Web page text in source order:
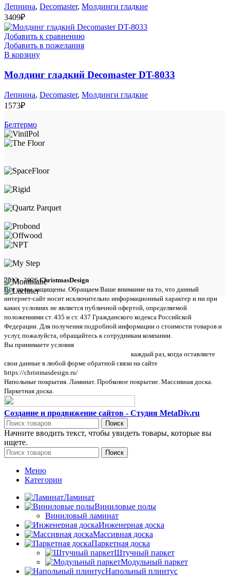
Лепнина, Decomaster, Молдинги гладкие
3409₽
Добавить к сравнению
Добавить в пожелания
В корзину
Молдинг гладкий Decomaster DT-8033
Лепнина, Decomaster, Молдинги гладкие
1573₽
Белтермо
2013 - 2026ChristmasDesign
Все права защищены. Обращаем Ваше внимание на то, что данный
интернет-сайт носит исключительно информационный характер и ни при
каких условиях не является публичной офертой, определяемой
положениями ст. 435 и ст. 437 Гражданского кодекса Российской
Федерации. Для получения подробной информации о стоимости товаров и
услуг, пожалуйста, обращайтесь к сотрудникам компании.
Вы принимаете условия
каждый раз, когда оставляете
свои данные в любой форме обратной связи на сайте
https://christmasdesign.ru/
Напольные покрытия. Ламинат. Пробковое покрытие. Массивная доска.
Паркетная доска.
Создание и продвижение сайтов - Студия MetaDiv.ru
Поиск
Начните вводить текст, чтобы увидеть товары, которые вы
ищете.
Поиск
Меню
Категории
Ламинат
Виниловые полы
Виниловый ламинат
Инженерная доска
Массивная доска
Паркетная доска
Штучный паркет
Модульный паркет
Напольный плинтус